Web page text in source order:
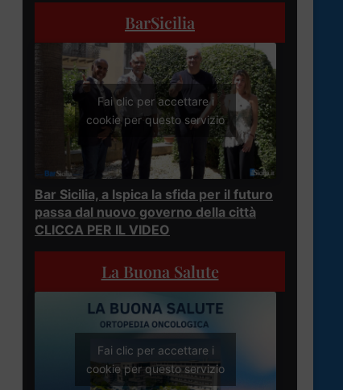
BarSicilia
Fai clic per accettare i
cookie per questo servizio
Bar Sicilia, a Ispica la sfida per il futuro
passa dal nuovo governo della città
CLICCA PER IL VIDEO
La Buona Salute
Fai clic per accettare i
cookie per questo servizio